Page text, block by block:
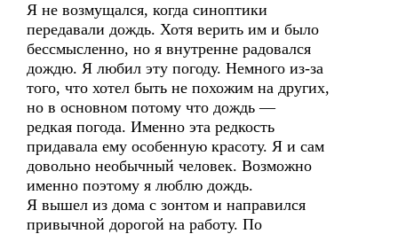
Я не возмущался, когда синоптики
передавали дождь. Хотя верить им и было
бессмысленно, но я внутренне радовался
дождю. Я любил эту погоду. Немного из-за
того, что хотел быть не похожим на других,
но в основном потому что дождь —
редкая погода. Именно эта редкость
придавала ему особенную красоту. Я и сам
довольно необычный человек. Возможно
именно поэтому я люблю дождь.
Я вышел из дома с зонтом и направился
привычной дорогой на работу. По